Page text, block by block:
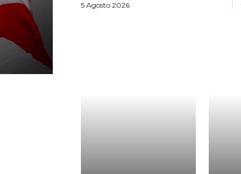
5 Agosto 2026